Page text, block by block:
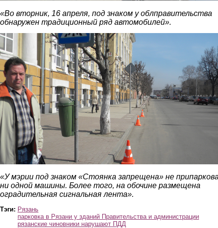
«Во вторник, 16 апреля, под знаком у облправительства
обнаружен традиционный ряд автомобилей».
administraciya.jpg
«У мэрии под знаком «Стоянка запрещена» не
ни одной машины. Более того, на обочине размещена
оградительная сигнальная лента».
Тэги: Рязань
парковка в Рязани у зданий Правительства и администрации
рязанские чиновники нарушают ПДД